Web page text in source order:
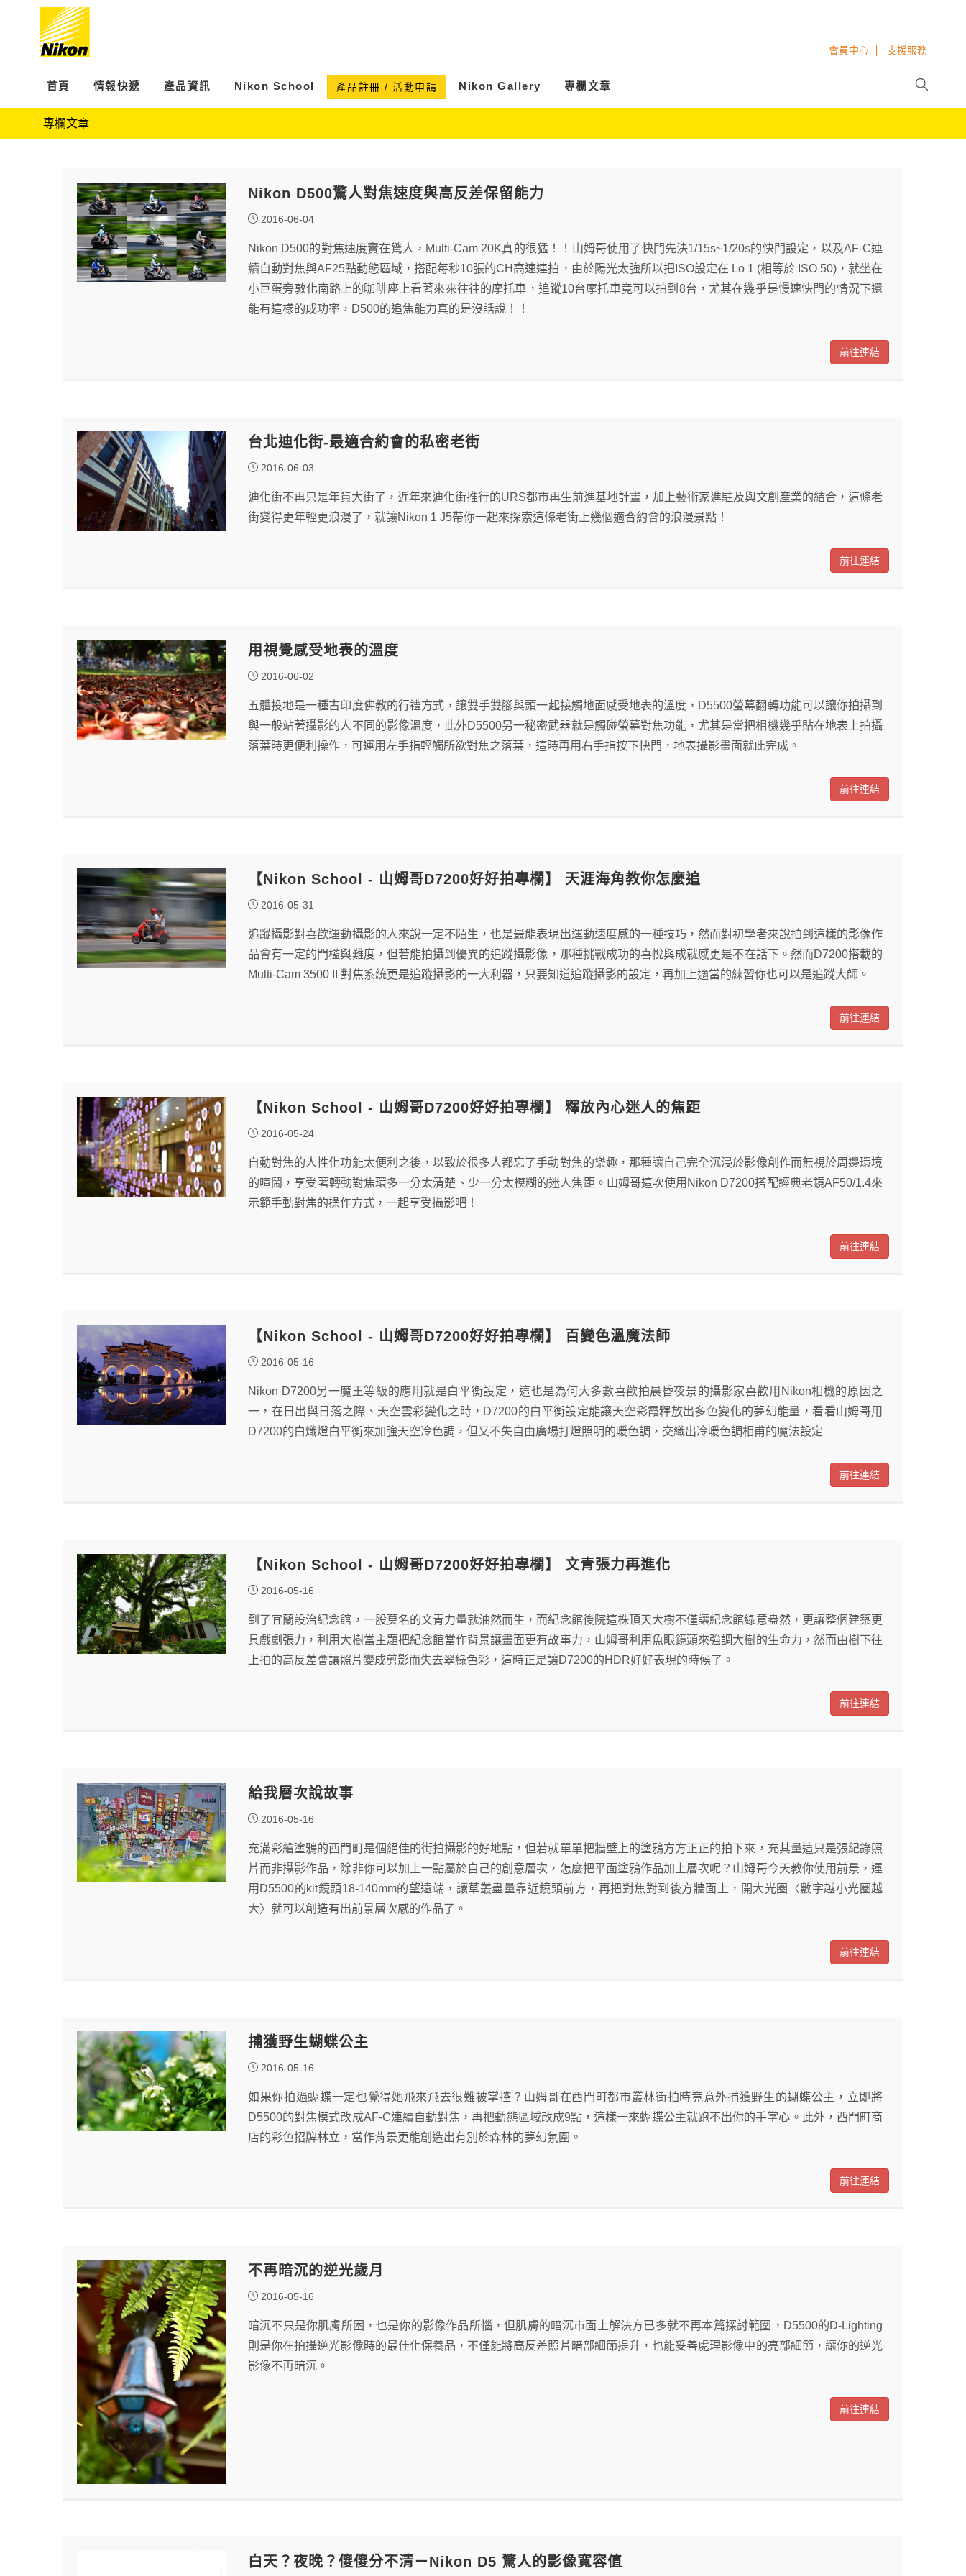
會員中心 支援服務
首頁 情報快遞 產品資訊 Nikon School 產品註冊 / 活動申請 Nikon Gallery 專欄文章
專欄文章
Nikon D500驚人對焦速度與高反差保留能力
2016-06-04
Nikon D500的對焦速度實在驚人，Multi-Cam 20K真的很猛！！山姆哥使用了快門先決1/15s~1/20s的快門設定，以及AF-C連
續自動對焦與AF25點動態區域，搭配每秒10張的CH高速連拍，由於陽光太強所以把ISO設定在 Lo 1 (相等於 ISO 50)，就坐在
小巨蛋旁敦化南路上的咖啡座上看著來來往往的摩托車，追蹤10台摩托車竟可以拍到8台，尤其在幾乎是慢速快門的情況下還
能有這樣的成功率，D500的追焦能力真的是沒話說！！
前往連結
台北迪化街-最適合約會的私密老街
2016-06-03
迪化街不再只是年貨大街了，近年來迪化街推行的URS都市再生前進基地計畫，加上藝術家進駐及與文創產業的結合，這條老
街變得更年輕更浪漫了，就讓Nikon 1 J5帶你一起來探索這條老街上幾個適合約會的浪漫景點！
前往連結
用視覺感受地表的溫度
2016-06-02
五體投地是一種古印度佛教的行禮方式，讓雙手雙腳與頭一起接觸地面感受地表的溫度，D5500螢幕翻轉功能可以讓你拍攝到
與一般站著攝影的人不同的影像溫度，此外D5500另一秘密武器就是觸碰螢幕對焦功能，尤其是當把相機幾乎貼在地表上拍攝
落葉時更便利操作，可運用左手指輕觸所欲對焦之落葉，這時再用右手指按下快門，地表攝影畫面就此完成。
前往連結
【Nikon School - 山姆哥D7200好好拍專欄】 天涯海角教你怎麼追
2016-05-31
追蹤攝影對喜歡運動攝影的人來說一定不陌生，也是最能表現出運動速度感的一種技巧，然而對初學者來說拍到這樣的影像作
品會有一定的門檻與難度，但若能拍攝到優異的追蹤攝影像，那種挑戰成功的喜悅與成就感更是不在話下。然而D7200搭載的
Multi-Cam 3500 II 對焦系統更是追蹤攝影的一大利器，只要知道追蹤攝影的設定，再加上適當的練習你也可以是追蹤大師。
前往連結
【Nikon School - 山姆哥D7200好好拍專欄】 釋放內心迷人的焦距
2016-05-24
自動對焦的人性化功能太便利之後，以致於很多人都忘了手動對焦的樂趣，那種讓自己完全沉浸於影像創作而無視於周邊環境
的喧鬧，享受著轉動對焦環多一分太清楚、少一分太模糊的迷人焦距。山姆哥這次使用Nikon D7200搭配經典老鏡AF50/1.4來
示範手動對焦的操作方式，一起享受攝影吧！
前往連結
【Nikon School - 山姆哥D7200好好拍專欄】 百變色溫魔法師
2016-05-16
Nikon D7200另一魔王等級的應用就是白平衡設定，這也是為何大多數喜歡拍晨昏夜景的攝影家喜歡用Nikon相機的原因之
一，在日出與日落之際、天空雲彩變化之時，D7200的白平衡設定能讓天空彩霞釋放出多色變化的夢幻能量，看看山姆哥用
D7200的白熾燈白平衡來加強天空冷色調，但又不失自由廣場打燈照明的暖色調，交織出冷暖色調相甫的魔法設定
前往連結
【Nikon School - 山姆哥D7200好好拍專欄】 文青張力再進化
2016-05-16
到了宜蘭設治紀念館，一股莫名的文青力量就油然而生，而紀念館後院這株頂天大樹不僅讓紀念館綠意盎然，更讓整個建築更
具戲劇張力，利用大樹當主題把紀念館當作背景讓畫面更有故事力，山姆哥利用魚眼鏡頭來強調大樹的生命力，然而由樹下往
上拍的高反差會讓照片變成剪影而失去翠綠色彩，這時正是讓D7200的HDR好好表現的時候了。
前往連結
給我層次說故事
2016-05-16
充滿彩繪塗鴉的西門町是個絕佳的街拍攝影的好地點，但若就單單把牆壁上的塗鴉方方正正的拍下來，充其量這只是張紀錄照
片而非攝影作品，除非你可以加上一點屬於自己的創意層次，怎麼把平面塗鴉作品加上層次呢？山姆哥今天教你使用前景，運
用D5500的kit鏡頭18-140mm的望遠端，讓草叢盡量靠近鏡頭前方，再把對焦對到後方牆面上，開大光圈〈數字越小光圈越
大〉就可以創造有出前景層次感的作品了。
前往連結
捕獲野生蝴蝶公主
2016-05-16
如果你拍過蝴蝶一定也覺得她飛來飛去很難被掌控？山姆哥在西門町都市叢林街拍時竟意外捕獲野生的蝴蝶公主，立即將
D5500的對焦模式改成AF-C連續自動對焦，再把動態區域改成9點，這樣一來蝴蝶公主就跑不出你的手掌心。此外，西門町商
店的彩色招牌林立，當作背景更能創造出有別於森林的夢幻氛圍。
前往連結
不再暗沉的逆光歲月
2016-05-16
暗沉不只是你肌膚所困，也是你的影像作品所惱，但肌膚的暗沉市面上解決方已多就不再本篇探討範圍，D5500的D-Lighting
則是你在拍攝逆光影像時的最佳化保養品，不僅能將高反差照片暗部細節提升，也能妥善處理影像中的亮部細節，讓你的逆光
影像不再暗沉。
前往連結
白天？夜晚？傻傻分不清－Nikon D5 驚人的影像寬容值